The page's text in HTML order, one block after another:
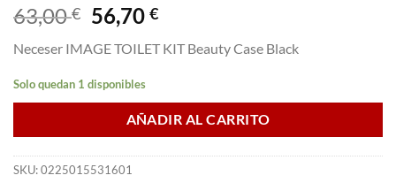
63,00€
El
precio
original
era:
63,00 €.
56,70€El
actual
56,70 €.
Neceser IMAGE TOILET KIT Beauty Case Black
Solo quedan 1 disponibles
AÑADIR AL CARRITO
SKU:0225015531601